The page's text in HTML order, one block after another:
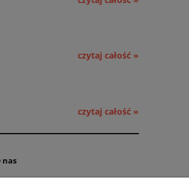
czytaj całość »
czytaj całość »
nas